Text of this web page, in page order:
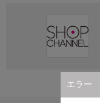
エラー